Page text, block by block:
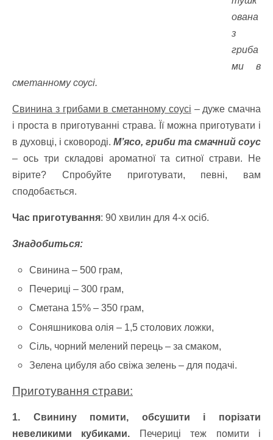
ована
з
гриба
ми в
сметанному соусі.
Свинина з грибами в сметанному соусі – дуже смачна
і проста в приготуванні страва. Її можна приготувати і
в духовці, і сковороді. М’ясо, гриби та смачний соус
– ось три складові ароматної та ситної страви. Не
вірите? Спробуйте приготувати, певні, вам
сподобається.
Час приготування: 90 хвилин для 4-х осіб.
Знадобиться:
Свинина – 500 грам,
Печериці – 300 грам,
Сметана 15% – 350 грам,
Соняшникова олія – ​​1,5 столових ложки,
Сіль, чорний мелений перець – за смаком,
Зелена цибуля або свіжа зелень – для подачі.
Приготування страви:
1. Свинину помити, обсушити і порізати
невеликими кубиками. Печериці теж помити і